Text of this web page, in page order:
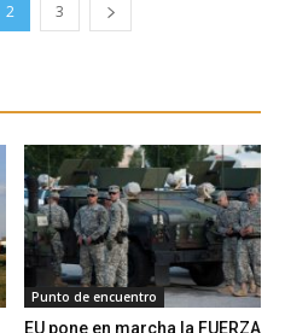
2 3
Punto de encuentro
EU pone en marcha la FUERZA